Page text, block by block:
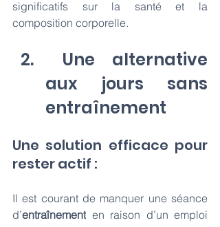
significatifs sur la santé et la
composition corporelle.
Une alternative
aux jours sans
entraînement
Une solution efficace pour
rester actif :
Il est courant de manquer une séance
d’entraînement en raison d’un emploi